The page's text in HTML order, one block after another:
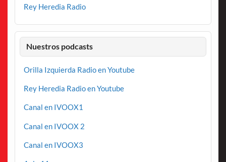
Rey Heredia Radio
Nuestros podcasts
Orilla Izquierda Radio en Youtube
Rey Heredia Radio en Youtube
Canal en IVOOX1
Canal en IVOOX 2
Canal en IVOOX3